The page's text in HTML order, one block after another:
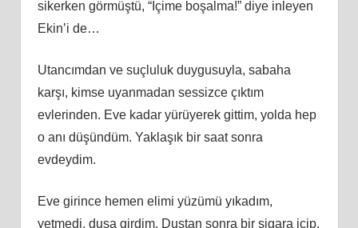
sikerken görmüştü, “İçime boşalma!” diye inleyen
Ekin’i de…
Utancımdan ve suçluluk duygusuyla, sabaha
karşı, kimse uyanmadan sessizce çıktım
evlerinden. Eve kadar yürüyerek gittim, yolda hep
o anı düşündüm. Yaklaşık bir saat sonra
evdeydim.
Eve girince hemen elimi yüzümü yıkadım,
yetmedi, duşa girdim. Duştan sonra bir sigara içip,